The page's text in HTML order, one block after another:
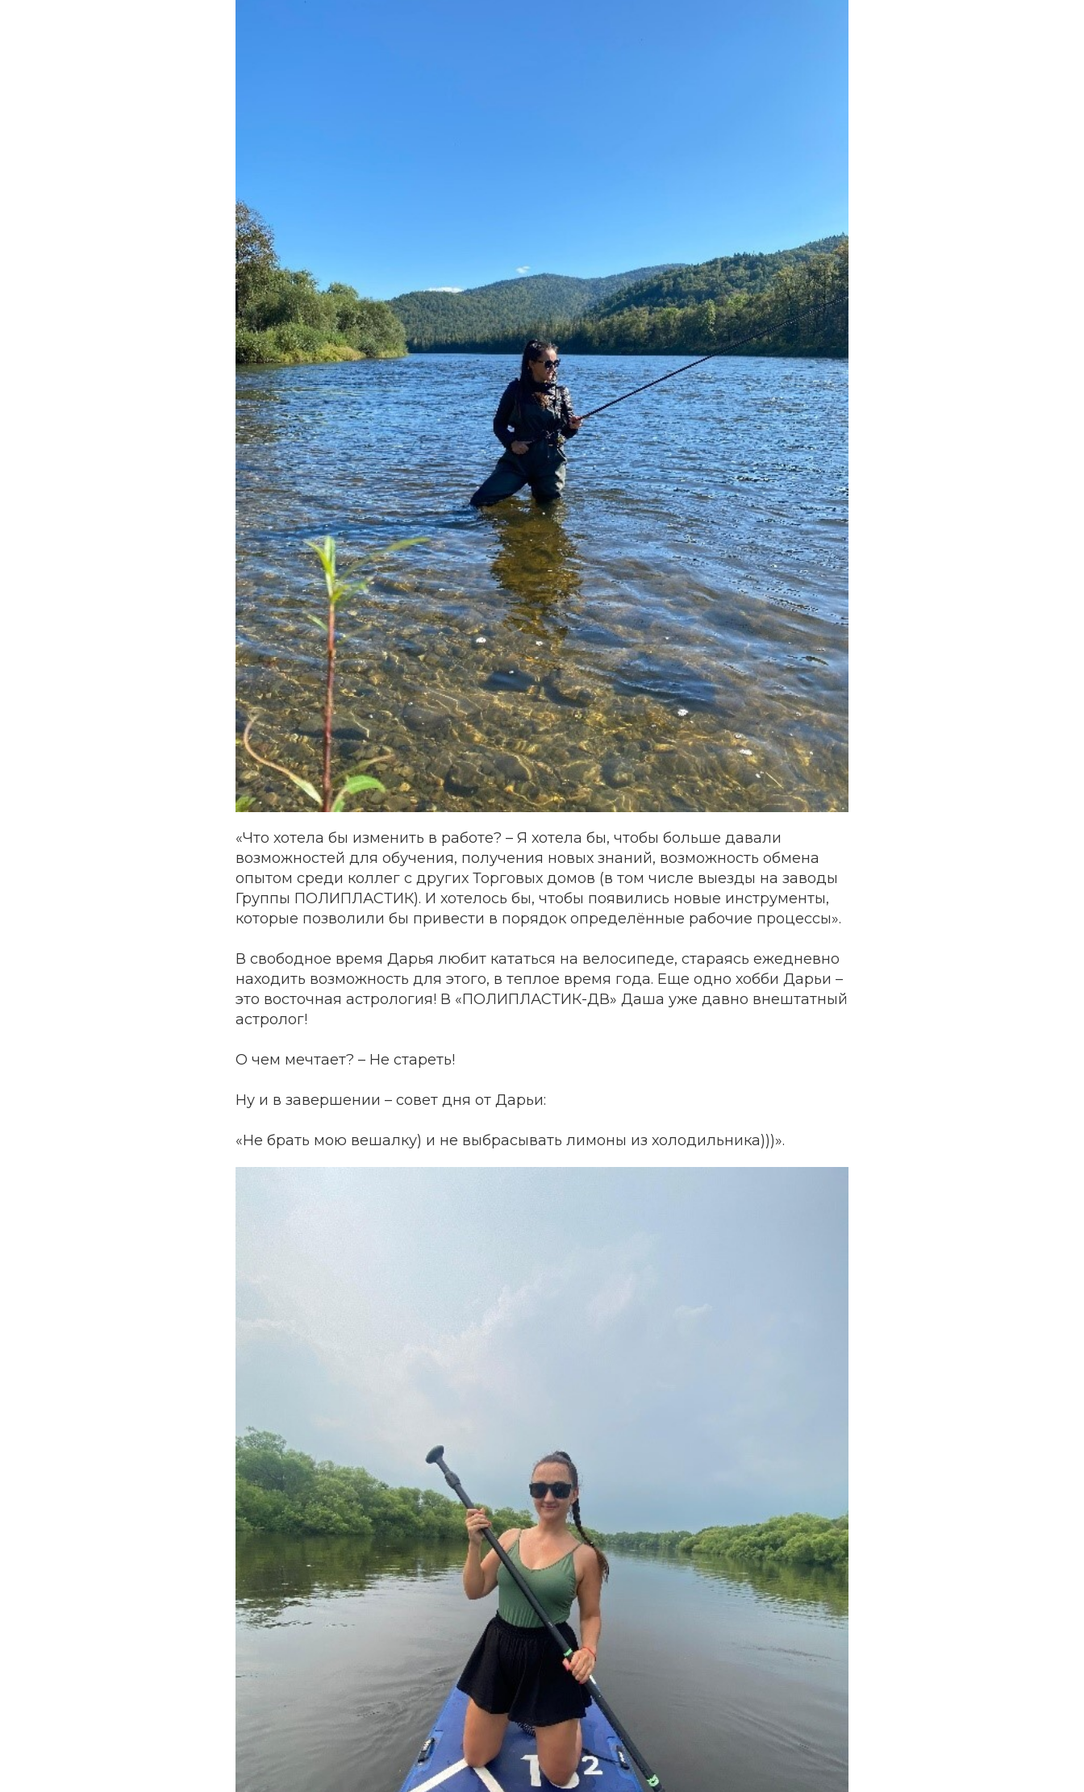
«Что хотела бы изменить в работе? – Я хотела бы, чтобы больше давали
возможностей для обучения, получения новых знаний, возможность обмена
опытом среди коллег с других Торговых домов (в том числе выезды на заводы
Группы ПОЛИПЛАСТИК). И хотелось бы, чтобы появились новые инструменты,
которые позволили бы привести в порядок определённые рабочие процессы».
В свободное время Дарья любит кататься на велосипеде, стараясь ежедневно
находить возможность для этого, в теплое время года. Еще одно хобби Дарьи –
это восточная астрология! В «ПОЛИПЛАСТИК-ДВ» Даша уже давно внештатный
астролог!
О чем мечтает? – Не стареть!
Ну и в завершении – совет дня от Дарьи:
«Не брать мою вешалку) и не выбрасывать лимоны из холодильника)))».